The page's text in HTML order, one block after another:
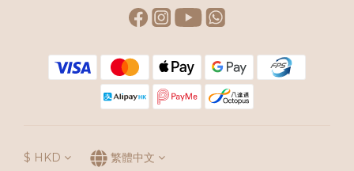
$ HKD 繁體中文